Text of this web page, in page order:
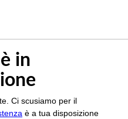
in
Ci scusiamo per il
è a tua disposizione